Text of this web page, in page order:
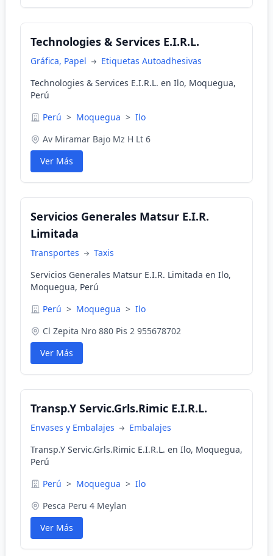
Technologies & Services E.I.R.L.
Gráfica, Papel
Etiquetas Autoadhesivas
Technologies & Services E.I.R.L. en Ilo, Moquegua,
Perú
Perú > Moquegua > Ilo
Av Miramar Bajo Mz H Lt 6
Ver Más
Servicios Generales Matsur E.I.R.
Limitada
Transportes
Taxis
Servicios Generales Matsur E.I.R. Limitada en Ilo,
Moquegua, Perú
Perú > Moquegua > Ilo
Cl Zepita Nro 880 Pis 2 955678702
Ver Más
Transp.Y Servic.Grls.Rimic E.I.R.L.
Envases y Embalajes
Embalajes
Transp.Y Servic.Grls.Rimic E.I.R.L. en Ilo, Moquegua,
Perú
Perú > Moquegua > Ilo
Pesca Peru 4 Meylan
Ver Más